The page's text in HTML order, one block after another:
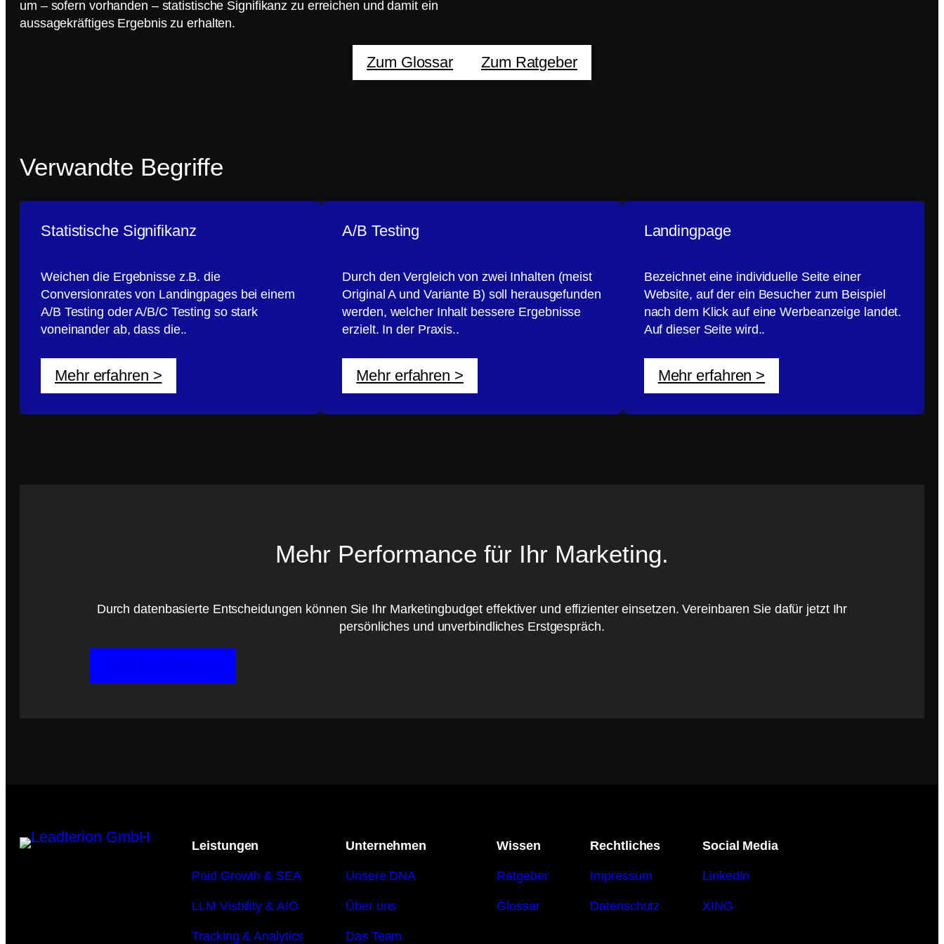
um – sofern vorhanden – statistische Signifikanz zu erreichen und damit ein
aussagekräftiges Ergebnis zu erhalten.
Zum Glossar Zum Ratgeber
Verwandte Begriffe
Statistische Signifikanz
Weichen die Ergebnisse z.B. die
Conversionrates von Landingpages bei einem
A/B Testing oder A/B/C Testing so stark
voneinander ab, dass die..
Mehr erfahren >
A/B Testing
Durch den Vergleich von zwei Inhalten (meist
Original A und Variante B) soll herausgefunden
werden, welcher Inhalt bessere Ergebnisse
erzielt. In der Praxis..
Mehr erfahren >
Landingpage
Bezeichnet eine individuelle Seite einer
Website, auf der ein Besucher zum Beispiel
nach dem Klick auf eine Werbeanzeige landet.
Auf dieser Seite wird..
Mehr erfahren >
Mehr Performance für Ihr Marketing.
Durch datenbasierte Entscheidungen können Sie Ihr Marketingbudget effektiver und effizienter einsetzen. Vereinbaren Sie dafür jetzt Ihr
persönliches und unverbindliches Erstgespräch.
Leistungen
Paid Growth & SEA
LLM Visbility & AIO
Tracking & Analytics
Unternehmen
Unsere DNA
Über uns
Das Team
Wissen
Ratgeber
Glossar
Rechtliches
Impressum
Datenschutz
Social Media
LinkedIn
XING